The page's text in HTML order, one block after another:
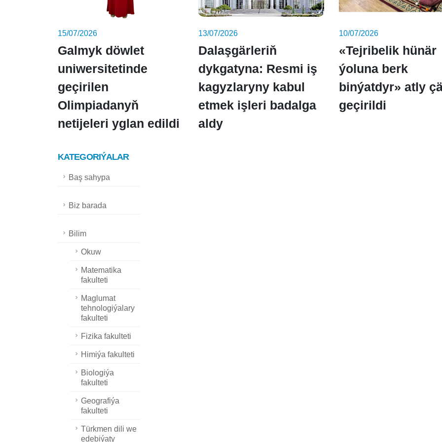
15/07/2026
Galmyk döwlet
uniwersitetinde
geçirilen
Olimpiadanyň
netijeleri yglan edildi
13/07/2026
Dalaşgärleriň
dykgatyna: Resmi iş
kagyzlaryny kabul
etmek işleri badalga
aldy
10/07/2026
«Tejribelik hünär
ýoluna berk
binýatdyr» atly
geçirildi
KATEGORIÝALAR
Baş sahypa
Biz barada
Bilim
Okuw
Matematika
fakulteti
Maglumat
tehnologiýalary
fakulteti
Fizika fakulteti
Himiýa fakulteti
Biologiýa
fakulteti
Geografiýa
fakulteti
Türkmen dili we
edebiýaty